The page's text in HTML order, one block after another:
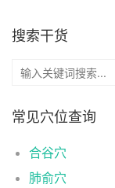
搜索干货
常见穴位查询
合谷穴
肺俞穴